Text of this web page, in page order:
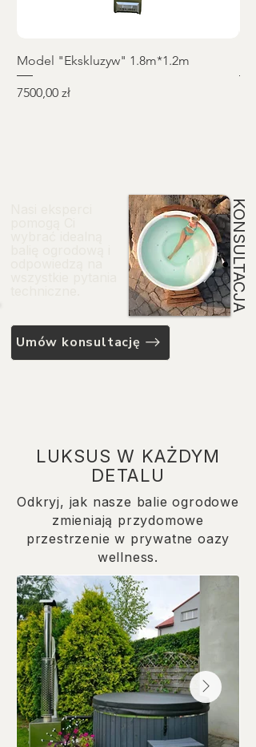
Model "Ekskluzyw" 1.8m*1.2m
Cena
7500,00 zł
Umów konsultację
KONSULTACJA
LUKSUS W KAŻDYM
DETALU
Odkryj, jak nasze balie ogrodowe
zmieniają przydomowe
przestrzenie w prywatne oazy
wellness.